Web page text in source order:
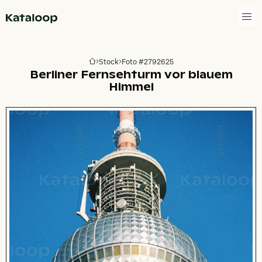
Zur Homepage
Stock Foto #2792625
Berliner Fernsehturm vor blauem
Himmel